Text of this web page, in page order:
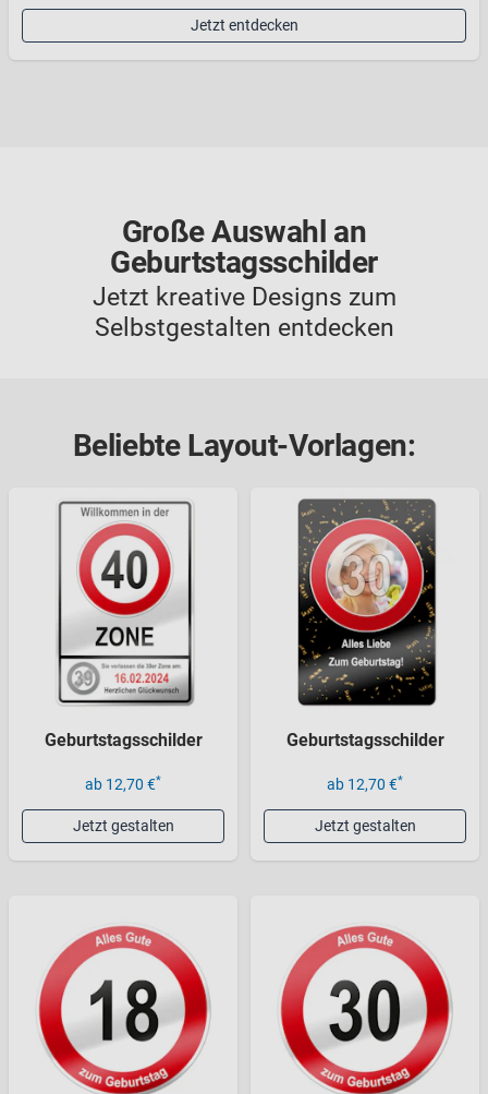
Jetzt entdecken
Große Auswahl an
Geburtstagsschilder
Jetzt kreative Designs zum
Selbstgestalten entdecken
Beliebte Layout-Vorlagen:
Geburtstagsschilder
ab 12,70 €*
Jetzt gestalten
Geburtstagsschilder
ab 12,70 €*
Jetzt gestalten